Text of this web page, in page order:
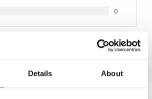
Details About
0
LE RECENSIONI